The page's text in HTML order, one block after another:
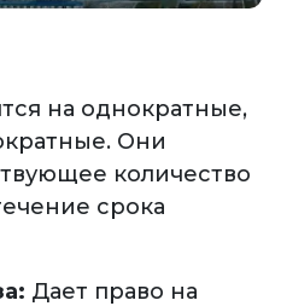
на однократные,
Они
количество
срока
Дает право на